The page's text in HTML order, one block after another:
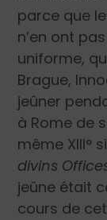
parce que
n’en ont
uniforme,
Brague,
jeûner
à Rome de
même XIII°
divins
jeûne était
cours de